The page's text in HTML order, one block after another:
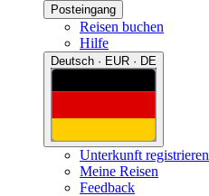
Posteingang
Reisen buchen
Hilfe
Deutsch · EUR · DE
Unterkunft registrieren
Meine Reisen
Feedback